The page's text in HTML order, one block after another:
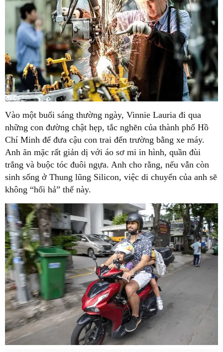
Vào một buổi sáng thường ngày, Vinnie Lauria đi qua
những con đường chật hẹp, tắc nghẽn của thành phố Hồ
Chí Minh để đưa cậu con trai đến trường bằng xe máy.
Anh ăn mặc rất giản dị với áo sơ mi in hình, quần đùi
trắng và buộc tóc đuôi ngựa. Anh cho rằng, nếu vẫn còn
sinh sống ở Thung lũng Silicon, việc di chuyển của anh sẽ
không “hối hả” thế này.